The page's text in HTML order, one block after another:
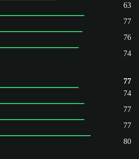
63
77
76
74
77
74
77
77
80